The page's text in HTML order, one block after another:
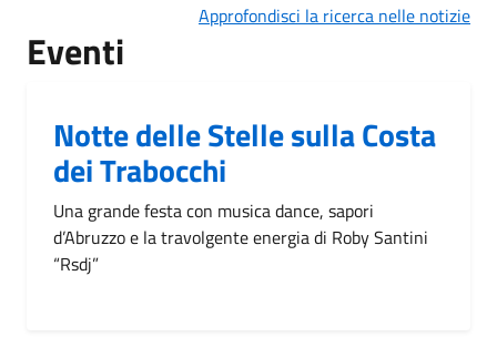
Approfondisci la ricerca nelle notizie
Eventi
Notte delle Stelle sulla Costa
dei Trabocchi
Una grande festa con musica dance, sapori
d’Abruzzo e la travolgente energia di Roby Santini
“Rsdj”